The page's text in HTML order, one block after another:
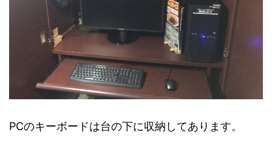
PCのキーボードは台の下に収納してあります。